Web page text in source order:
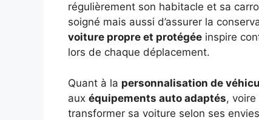
régulièrement son habitacle et sa
soigné mais aussi d’assurer la
voiture propre et protégée inspire
lors de chaque déplacement.
Quant à la personnalisation de
aux équipements auto adaptés,
transformer sa voiture selon ses